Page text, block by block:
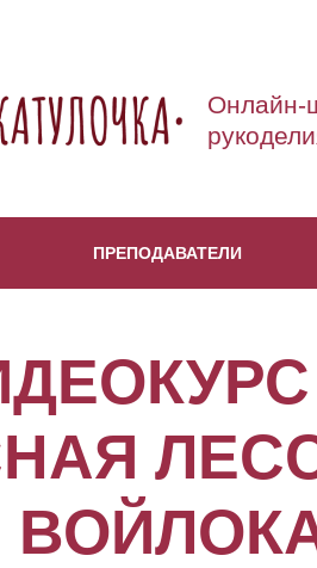
Онлайн-
ПРЕПОДАВАТЕЛИ